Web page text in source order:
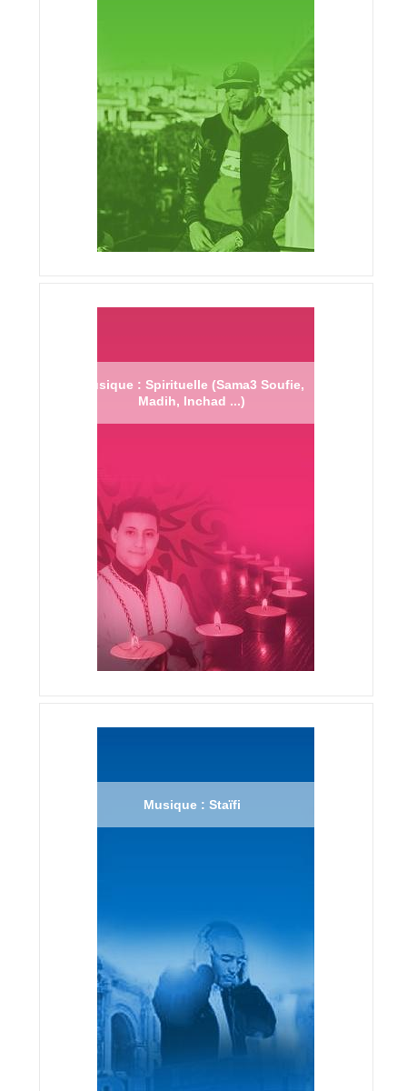
Musique : Spirituelle (Sama3 Soufie,
Madih, Inchad ...)
Musique : Staïfi